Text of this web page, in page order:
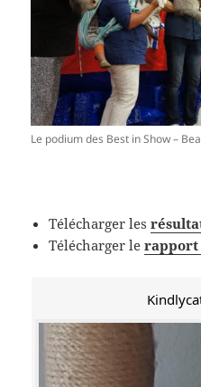
Le podium des Best in Show –
Télécharger les
Télécharger lerapport